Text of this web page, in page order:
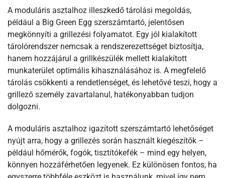
A moduláris asztalhoz illeszkedő tárolási megoldás,
például a Big Green Egg szerszámtartó, jelentősen
megkönnyíti a grillezési folyamatot. Egy jól kialakított
tárolórendszer nemcsak a rendszerezettséget biztosítja,
hanem hozzájárul a grillkészülék mellett kialakított
munkaterület optimális kihasználásához is. A megfelelő
tárolás csökkenti a rendetlenséget, és lehetővé teszi, hogy a
grillező személy zavartalanul, hatékonyabban tudjon
dolgozni.
A moduláris asztalhoz igazított szerszámtartó lehetőséget
nyújt arra, hogy a grillezés során használt kiegészítők –
például hőmérők, fogók, tisztítókefék – mind egy helyen,
könnyen hozzáférhetően legyenek. Ez különösen fontos, ha